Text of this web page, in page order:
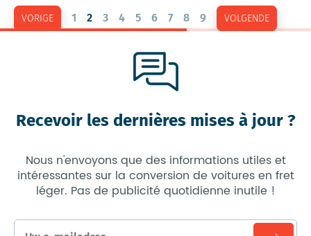
VORIGE 1 2 3 4 5 6 7 8 9 VOLGENDE
Recevoir les dernières mises à jour ?
Nous n'envoyons que des informations utiles et
intéressantes sur la conversion de voitures en fret
léger. Pas de publicité quotidienne inutile !